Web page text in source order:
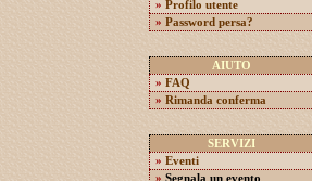
» Profilo utente
» Password persa?
AIUTO
» FAQ
» Rimanda conferma
SERVIZI
» Eventi
» Segnala un evento